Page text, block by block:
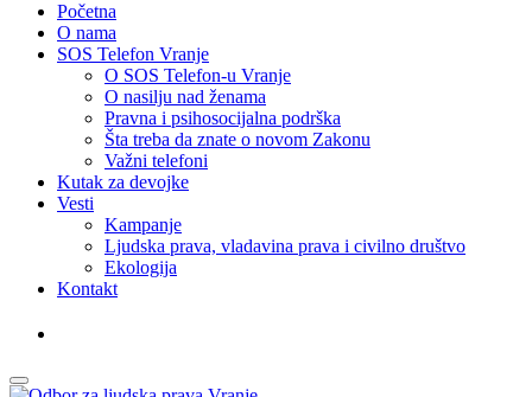
Početna
O nama
SOS Telefon Vranje
O SOS Telefon-u Vranje
O nasilju nad ženama
Pravna i psihosocijalna podrška
Šta treba da znate o novom Zakonu
Važni telefoni
Kutak za devojke
Vesti
Kampanje
Ljudska prava, vladavina prava i civilno društvo
Ekologija
Kontakt